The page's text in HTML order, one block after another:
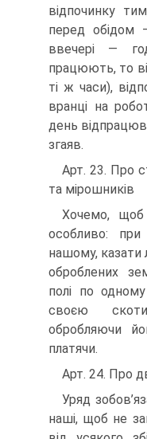
відпочинку
перед обідом
ввечері —
працюють, то
ті ж часи),
вранці на
день
згаяв.
Арт. 23. Про
та мірошників
Хочемо, щоб
особливо:
нашому,
оброблених
полі по
своєю
обробляючи
платячи.
Арт. 24. Про
Уряд
наші, щоб не